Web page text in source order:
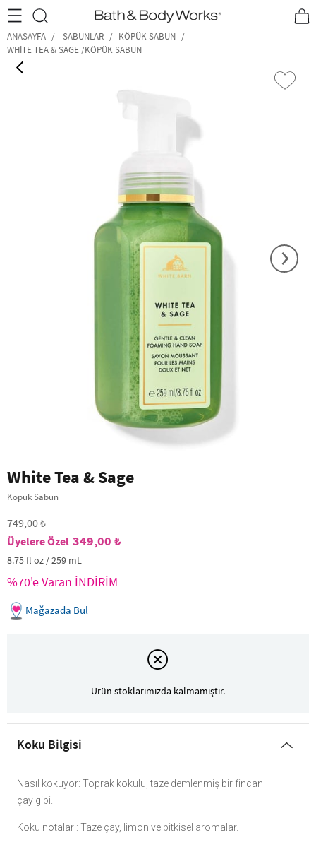
•2200₺ ve Üzeri Kargo Ücretsiz!• *Promosyon Detayları
ANASAYFA SABUNLAR
KÖPÜK SABUN
WHITE TEA & SAGE /KÖPÜK SABUN
›
White Tea & Sage
Köpük Sabun
749,00 ₺
349,00 ₺
8.75 fl oz / 259 mL
%70'e Varan İNDİRİM
Mağazada Bul
Ürün stoklarımızda kalmamıştır.
Koku Bilgisi
Nasıl kokuyor: Toprak kokulu, taze demlenmiş bir fincan
çay gibi.
Koku notaları: Taze çay, limon ve bitkisel aromalar.